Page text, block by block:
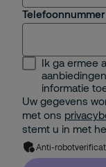
Security
Facility
IT
Facility
Telefoonnummer
Ik ga ermee
informatie
Uw gegevens
met ons
stemt u in met
Anti-